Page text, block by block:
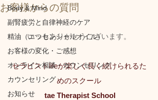
Body & Mind
副腎疲労と自律神経のケア
精油（エッセンシャルオイル）
お客様の変化・ご感想
オンライン相談・カウンセリング
カウンセリング
お知らせ
お客様からの質問
いつもありがとうございます。
セラピストlifeが楽しく長く続けられるた
めのスクール
tae Therapist School